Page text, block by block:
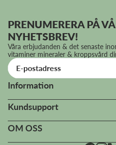
PRENUMERERA PÅ
NYHETSBREV!
Våra erbjudanden & det senaste
vitaminer mineraler & kroppsvård
Information
Kundsupport
OM OSS